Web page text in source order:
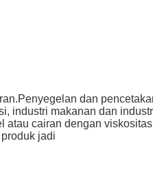
dan
industri makanan dan
cairan dengan
jadi